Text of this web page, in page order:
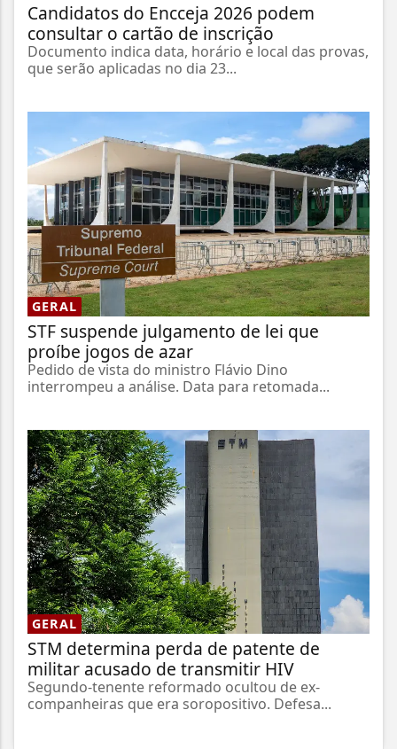
Candidatos do Encceja 2026 podem
consultar o cartão de inscrição
Documento indica data, horário e local das provas,
que serão aplicadas no dia 23...
GERAL
STF suspende julgamento de lei que
proíbe jogos de azar
Pedido de vista do ministro Flávio Dino
interrompeu a análise. Data para retomada...
GERAL
STM determina perda de patente de
militar acusado de transmitir HIV
Segundo-tenente reformado ocultou de ex-
companheiras que era soropositivo. Defesa...